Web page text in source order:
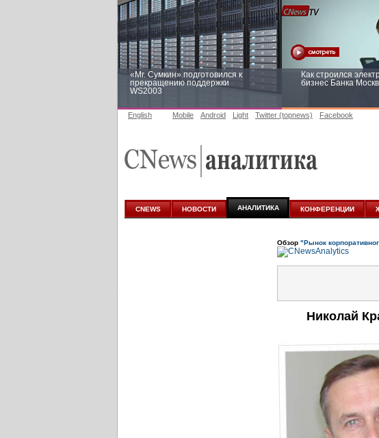
«Mr. Сумкин» подготовился к
прекращению поддержки
WS2003
Как строился
бизнес Банка
аналитике
English Mobile Android Light Twitter (topnews) Facebook
CNEWS НОВОСТИ АНАЛИТИКА КОНФЕРЕНЦИИ
Обзор "Рынок
Николай